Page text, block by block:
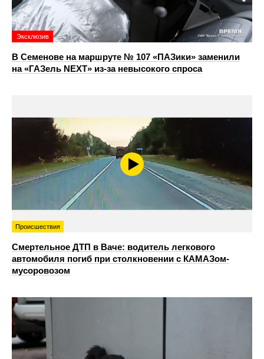
Эксклюзив
В Семенове на маршруте № 107 «ПАЗики» заменили
на «ГАЗель NEXT» из‑за невысокого спроса
Происшествия
Смертельное ДТП в Ваче: водитель легкового
автомобиля погиб при столкновении с КАМАЗом-
мусоровозом